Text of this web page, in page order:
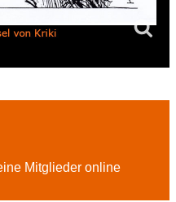
Mitglieder online